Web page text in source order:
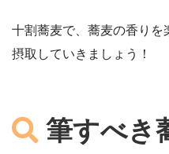
十割蕎麦で、蕎麦の香りを
摂取していきましょう！
筆すべき